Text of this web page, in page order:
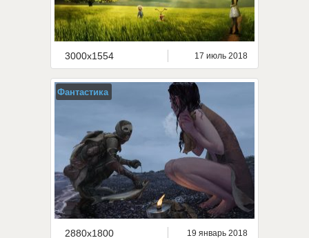
3000x1554 17 июль 2018
Фантастика
2880x1800 19 январь 2018